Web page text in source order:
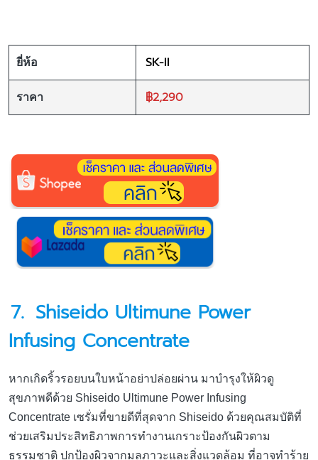
ยี่ห้อ SK-II
ราคา ฿2,290
7. Shiseido Ultimune Power
Infusing Concentrate
หากเกิดริ้วรอยบนใบหน้าอย่าปล่อยผ่าน มาบำรุงให้ผิวดู
สุขภาพดีด้วย Shiseido Ultimune Power Infusing
Concentrate เซรั่มที่ขายดีที่สุดจาก Shiseido ด้วยคุณสมบัติที่
ช่วยเสริมประสิทธิภาพการทำงานเกราะป้องกันผิวตาม
ธรรมชาติ ปกป้องผิวจากมลภาวะและสิ่งแวดล้อม ที่อาจทำร้าย